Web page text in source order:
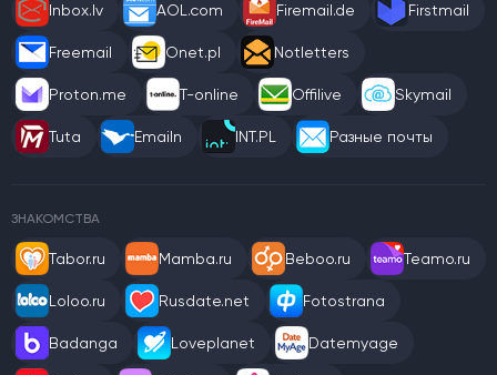
Inbox.lv AOL.com Firemail.de Firstmail
Freemail Onet.pl Notletters
Proton.me T-online Offilive Skymail
Tuta Emailn INT.PL Разные почты
ЗНАКОМСТВА
Tabor.ru Mamba.ru Beboo.ru Teamo.ru
Loloo.ru Rusdate.net Fotostrana
Badanga Loveplanet Datemyage